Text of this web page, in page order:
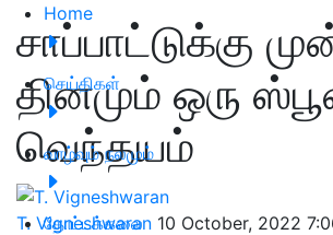
Home
செய்திகள்
வாழ்வும் நலமும்
தோட்டக்கலை
சாப்பாட்டுக்கு
தினமும் ஒரு
வெந்தயம்
T. Vigneshwaran 10 October, 2022